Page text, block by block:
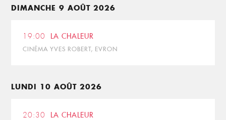
DIMANCHE 9 AOÛT 2026
19:00 LA CHALEUR
CINÉMA YVES ROBERT, EVRON
LUNDI 10 AOÛT 2026
20:30 LA CHALEUR